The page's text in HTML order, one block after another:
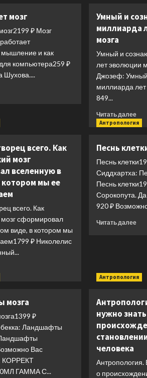
мозг
₽ Мозг
мышление и как
компьютера259 ₽
Шухова....
Умный и
миллиарда
мозга
Умный и
лет эволюции
Джозеф:
миллиарда
849...
Читать далее
и
4
всего. Как
мозг
вселенную в
мы ее
всего. Как
мозг сформировал
виде, в котором мы
₽ Николелис
Антропология
Песнь
Песнь
Сиддхартха:
Песнь
Сорокопута.
920 ₽
Читать далее
мозга
₽
Ландшафты
Вас
КОРРЕКТ
ГАММА С...
Антропология
нужно
человека
Антропология.
о